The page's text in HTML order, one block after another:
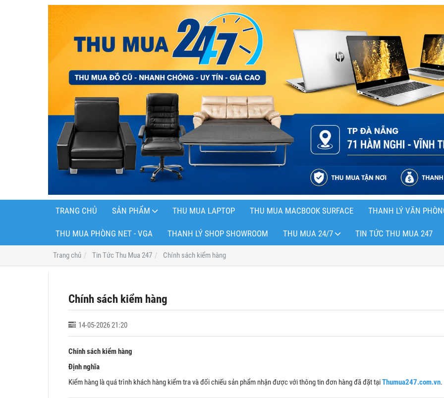
TRANG CHỦ SẢN PHẨM THU MUA LAPTOP THU MUA MACBOOK SURFACE THANH LÝ VĂN
THU MUA PHÒNG NET - VGA THANH LÝ SHOP SHOWROOM THU MUA 24/7 TIN TỨC THU MUA 247
Trang chủ Tin Tức Thu Mua 247 Chính sách kiểm hàng
Chính sách kiểm hàng
14-05-2026 21:20
Chính sách kiểm hàng
Định nghĩa
Kiểm hàng là quá trình khách hàng kiểm tra và đối chiếu sản phẩm nhận được với thông tin đơn hàng đã đặt tạiThumua247.com.vn.